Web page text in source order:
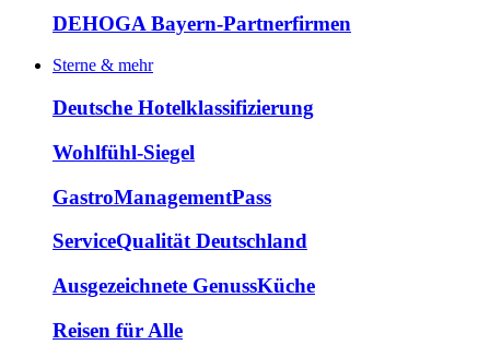
DEHOGA Bayern-Partnerfirmen
Sterne & mehr
Deutsche Hotelklassifizierung
Wohlfühl-Siegel
GastroManagementPass
ServiceQualität Deutschland
Ausgezeichnete GenussKüche
Reisen für Alle